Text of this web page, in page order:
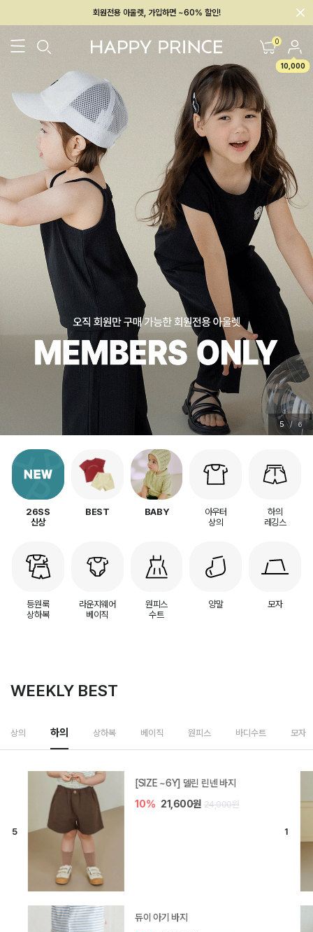
멤버십 최대 28,000원 혜택
0
10,000
26SS 신상 BEST BABY[6~12M] 아우터/상의 하의/레깅스
6 / 6
26SS
신상
BEST BABY
아우터
상의
하의
레깅스
등원룩
상하복
라운지웨어
베이직
원피스
수트
양말 모자
WEEKLY BEST
상의 하의 상하복 베이직 원피스 바디수트 모자
밀라 아기 셋업
20% 35,200원 44,000원
브렌 아기 블라우스 세트